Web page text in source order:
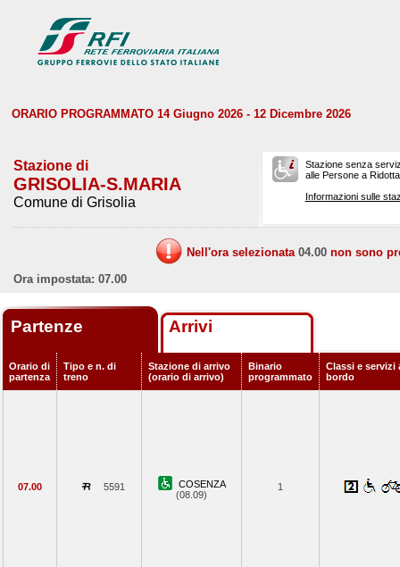
ORARIO PROGRAMMATO 14 Giugno 2026 - 12 Dicembre 2026
Stazione di
GRISOLIA-S.MARIA
Comune di Grisolia
Stazione senza
alle Persone a
Informazioni sulle
Nell'ora selezionata 04.00 non sono
Ora impostata: 07.00
Partenze Arrivi
Orario di
partenza
Tipo e n. di
treno
Stazione di arrivo
(orario di arrivo)
Binario
programmato
Classi e servizi
bordo
07.00 5591
COSENZA
(08.09)
1